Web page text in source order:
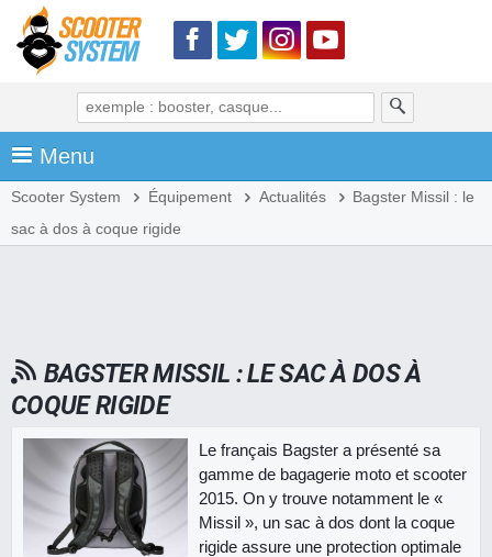
Menu
Scooter System Équipement Actualités
Bagster Missil : le
sac à dos à coque rigide
BAGSTER MISSIL : LE SAC À DOS À
COQUE RIGIDE
Le français Bagster a présenté sa
gamme de bagagerie moto et scooter
2015. On y trouve notamment le «
Missil », un sac à dos dont la coque
rigide assure une protection optimale